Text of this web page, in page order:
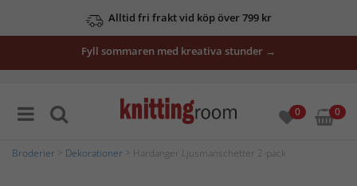
Alltid fri frakt vid köp över 799 kr
Fyll sommaren med kreativa stunder →
0 0
Broderier Dekorationer > Hardanger Ljusmanschetter 2-pack